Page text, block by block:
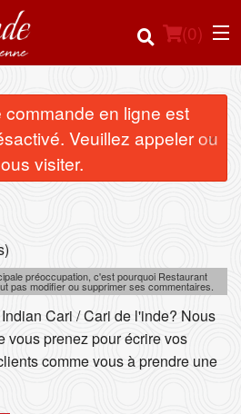
(0)
en ligne est
Veuillez appeler ou
visiter.
×
préoccupation, c'est pourquoi Restaurant
pas modifier ou supprimer ses commentaires.
Cari / Cari de l'inde? Nous
vous prenez pour écrire vos
comme vous à prendre une